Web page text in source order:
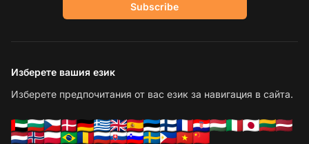
Subscribe
Изберете вашия език
Изберете предпочитания от вас език за навигация в сайта.